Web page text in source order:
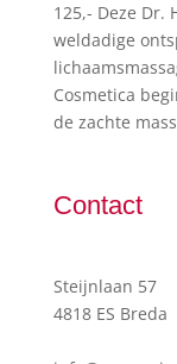
125,- Deze Dr.
weldadige
Cosmetica
de zachte
Contact
Steijnlaan 57
4818 ES Breda